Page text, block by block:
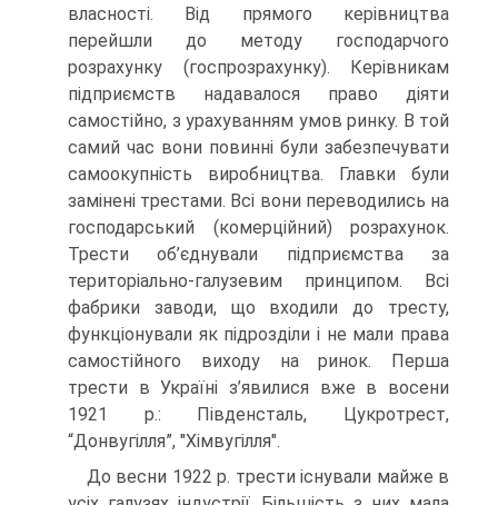
власності. Від прямого керівництва
перейшли до методу господарчого
розрахунку (госпрозрахунку). Керівникам
підприємств надавалося право діяти
самостійно, з урахуванням умов ринку. В той
самий час вони повинні були забезпечувати
самоокупність виробництва. Главки були
замінені трестами. Всі вони переводились на
господарський (комерційний) розрахунок.
Трести об’єднували підприємства за
територіально-галузевим принципом. Всі
фабрики заводи, що входили до тресту,
функціонували як підрозділи і не мали права
самостійного виходу на ринок. Перша
трести в Україні з’явилися вже в восени
1921 р.: Південсталь, Цукротрест,
“Донвугілля”, "Хімвугілля".
До весни 1922 р. трести існували майже в